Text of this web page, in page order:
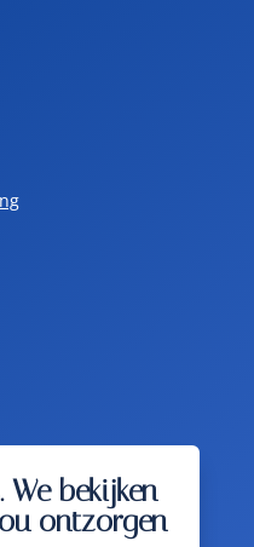
bekijken
ontzorgen